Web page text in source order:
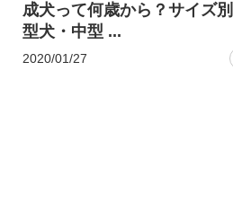
成犬って何歳から？サイズ
型犬・中型 ...
2020/01/27